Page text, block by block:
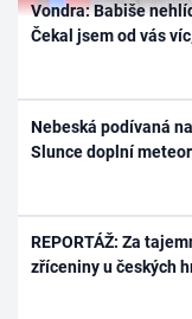
Vondra: Babiše
Čekal jsem od vás
Nebeská podívaná
Slunce doplní
REPORTÁŽ: Za
zříceniny u českých